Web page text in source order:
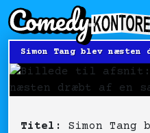
Titel:
Simon